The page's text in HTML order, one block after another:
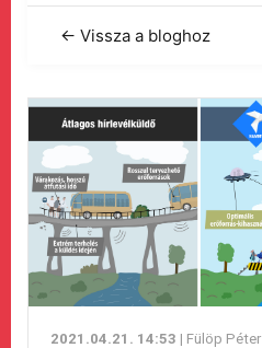
← Vissza a bloghoz
2021.04.21. 14:53 | Fülöp Péter